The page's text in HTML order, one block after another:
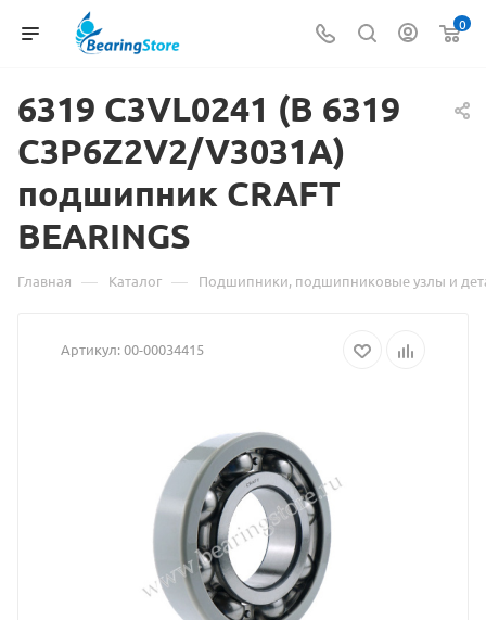
0
6319 C3VL0241 (B
о
товаре
C3VL0241
6319
CRAFT
взят
6319
C3P6Z2V2/V3031A)
подшипник CRAFT
BEARINGS
Главная — Каталог — Подшипники, подшипниковые узлы и
Артикул:00-00034415